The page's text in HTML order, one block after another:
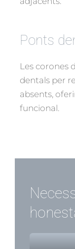
Ponts
Les corones
dentals per
absents,
funcional.